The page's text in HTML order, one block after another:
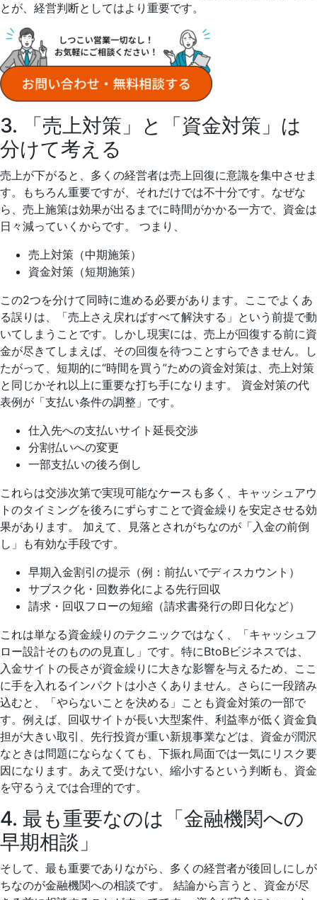
とが、経営判断としてはより重要です。
3. 「売上対策」と「資金対策」は
分けて考える
売上が下がると、多くの経営者は売上回復に意識を集中させま
す。もちろん重要ですが、それだけでは不十分です。なぜな
ら、売上施策は効果が出るまでに時間がかかる一方で、資金は
日々減っていくからです。 つまり、
売上対策（中期施策）
資金対策（短期施策）
この2つを分けて同時に進める必要があります。ここでよくあ
る誤りは、「売上さえ戻ればすべて解決する」という前提で動
いてしまうことです。しかし現実には、売上が回復する前に資
金が尽きてしまえば、その回復を待つことすらできません。し
たがって、短期的に“時間を買う”ための資金対策は、売上対策
と同じかそれ以上に重要な打ち手になります。 資金対策の代
表例が「支払い条件の調整」です。
仕入先への支払いサイト延長交渉
分割払いへの変更
一部支払いの後ろ倒し
これらは交渉次第で実現可能なケースも多く、キャッシュアウ
トのタイミングを後ろにずらすことで資金繰りを安定させる効
果があります。 加えて、見落とされがちなのが「入金の前倒
し」も有効な手段です。
早期入金割引の提示（例：前払いでディスカウント）
サブスク化・回数券化による先行回収
請求・回収フローの短縮（請求書発行の即日化など）
これは単なる資金繰りのテクニックではなく、「キャッシュフ
ロー設計そのものの見直し」です。特にBtoBビジネスでは、
入金サイトの長さが資金繰りに大きな影響を与えるため、ここ
に手を入れるインパクトは小さくありません。さらに一段踏み
込むと、「やらないことを決める」ことも資金対策の一部で
す。例えば、回収サイトが長い大型案件、利益率が低く資金負
担が大きい取引、先行投資が重い新規事業などは、資金が潤沢
なときは問題にならなくても、下振れ局面では一気にリスク要
因になります。あえて受けない、縮小するという判断も、資金
を守るうえでは合理的です。
4. 最も重要なのは「金融機関への
早期相談」
そして、最も重要でありながら、多くの経営者が後回しにしが
ちなのが金融機関への相談です。 結論から言うと、資金が尽